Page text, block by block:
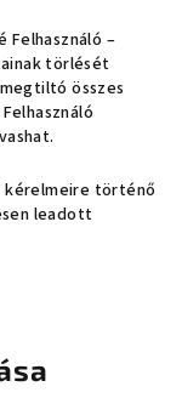
–
törlését
összes
kérelmeire történő
leadott